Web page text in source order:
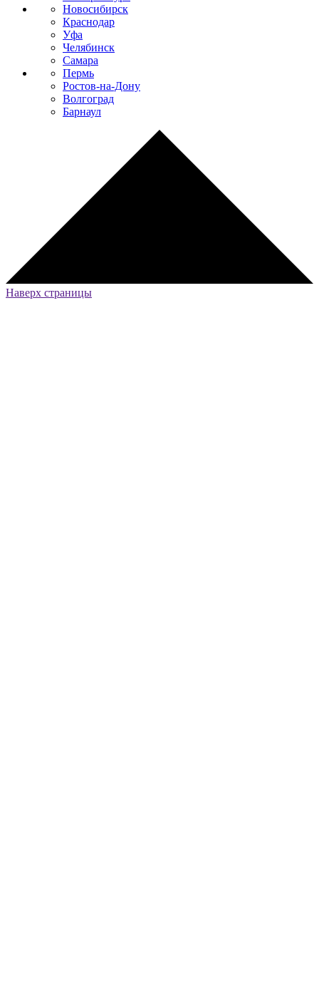
Новосибирск
Краснодар
Уфа
Челябинск
Самара
Пермь
Ростов-на-Дону
Волгоград
Барнаул
Наверх страницы